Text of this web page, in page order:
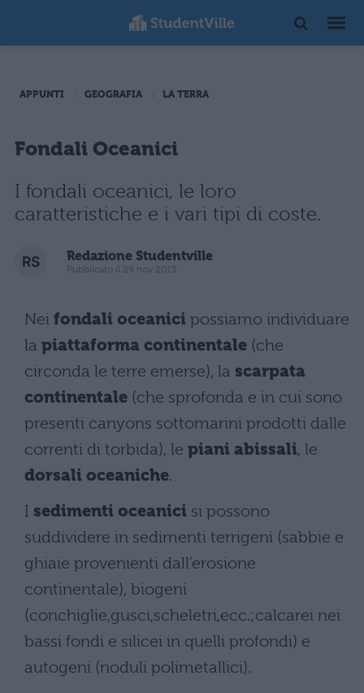
APPUNTI GEOGRAFIA LA TERRA
Fondali Oceanici
I fondali oceanici, le loro
caratteristiche e i vari tipi di coste.
Redazione Studentville
Pubblicato il 29 nov 2013
Nei fondali oceanici possiamo individuare
la piattaforma continentale (che
circonda le terre emerse), la scarpata
continentale (che sprofonda e in cui sono
presenti canyons sottomarini prodotti dalle
correnti di torbida), le piani abissali, le
dorsali oceaniche.
I sedimenti oceanici si possono
suddividere in sedimenti terrigeni (sabbie e
ghiaie provenienti dall’erosione
continentale), biogeni
(conchiglie,gusci,scheletri,ecc.;calcarei nei
bassi fondi e silicei in quelli profondi) e
autogeni (noduli polimetallici).